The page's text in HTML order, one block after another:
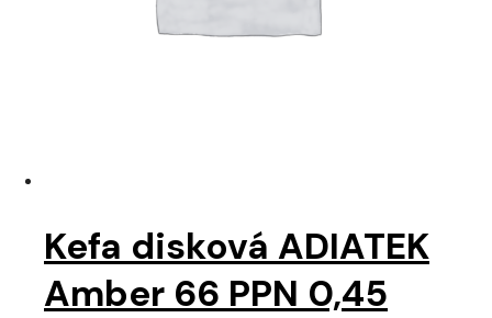
Kefa disková ADIATEK
Amber 66 PPN 0,45